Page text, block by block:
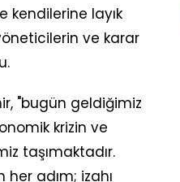
kendilerine layık
ve karar
"bugün geldiğimiz
krizin ve
taşımaktadır.
adım; izahı